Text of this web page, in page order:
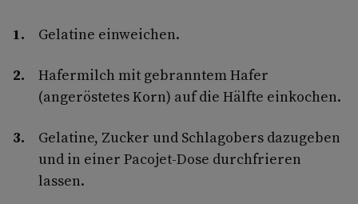
Gelatine einweichen.
Hafermilch mit gebranntem Hafer
(angeröstetes Korn) auf die Hälfte einkochen.
Gelatine, Zucker und Schlagobers dazugeben
und in einer Pacojet-Dose durchfrieren
lassen.